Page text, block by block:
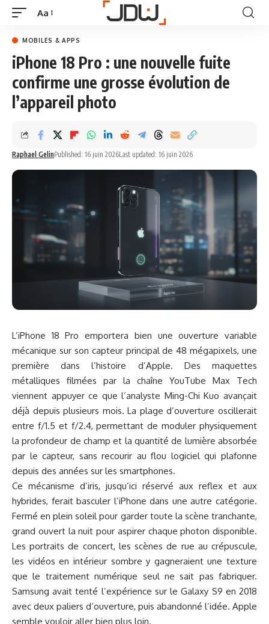
Aa
MOBILES & APPS
iPhone 18 Pro : une nouvelle fuite
confirme une grosse évolution de
l’appareil photo
Raphael GelinPublished: 16 juin 2026Last updated: 16 juin 2026
L’iPhone 18 Pro emportera bien une ouverture variable
mécanique sur son capteur principal de 48 mégapixels, une
première dans l’histoire d’Apple. Des maquettes
métalliques filmées par la chaîne YouTube Max Tech
viennent appuyer ce que l’analyste Ming-Chi Kuo avançait
déjà depuis plusieurs mois. La plage d’ouverture oscillerait
entre f/1.5 et f/2.4, permettant de moduler physiquement
la profondeur de champ et la quantité de lumière absorbée
par le capteur, sans recourir au flou logiciel qui plafonne
depuis des années sur les smartphones.
Ce mécanisme d’iris, jusqu’ici réservé aux reflex et aux
hybrides, ferait basculer l’iPhone dans une autre catégorie.
Fermé en plein soleil pour garder toute la scène tranchante,
grand ouvert la nuit pour aspirer chaque photon disponible.
Les portraits de concert, les scènes de rue au crépuscule,
les vidéos en intérieur sombre y gagneraient une texture
que le traitement numérique seul ne sait pas fabriquer.
Samsung avait tenté l’expérience sur le Galaxy S9 en 2018
avec deux paliers d’ouverture, puis abandonné l’idée. Apple
semble vouloir aller bien plus loin.